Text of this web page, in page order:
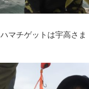
マチゲットは宇高さ